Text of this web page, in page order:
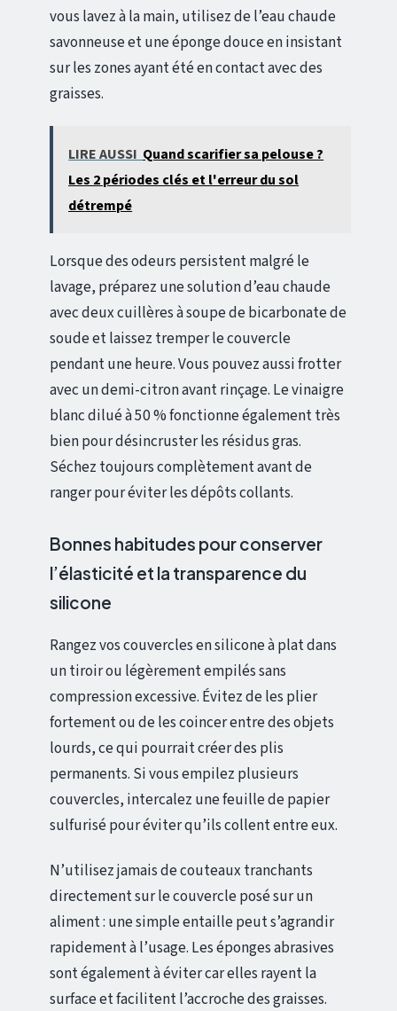
vous lavez à la main, utilisez de l’eau chaude
savonneuse et une éponge douce en insistant
sur les zones ayant été en contact avec des
graisses.
LIRE AUSSI Quand scarifier sa pelouse ?
Les 2 périodes clés et l'erreur du sol
détrempé
Lorsque des odeurs persistent malgré le
lavage, préparez une solution d’eau chaude
avec deux cuillères à soupe de bicarbonate de
soude et laissez tremper le couvercle
pendant une heure. Vous pouvez aussi frotter
avec un demi-citron avant rinçage. Le vinaigre
blanc dilué à 50 % fonctionne également très
bien pour désincruster les résidus gras.
Séchez toujours complètement avant de
ranger pour éviter les dépôts collants.
Bonnes habitudes pour conserver
l’élasticité et la transparence du
silicone
Rangez vos couvercles en silicone à plat dans
un tiroir ou légèrement empilés sans
compression excessive. Évitez de les plier
fortement ou de les coincer entre des objets
lourds, ce qui pourrait créer des plis
permanents. Si vous empilez plusieurs
couvercles, intercalez une feuille de papier
sulfurisé pour éviter qu’ils collent entre eux.
N’utilisez jamais de couteaux tranchants
directement sur le couvercle posé sur un
aliment : une simple entaille peut s’agrandir
rapidement à l’usage. Les éponges abrasives
sont également à éviter car elles rayent la
surface et facilitent l’accroche des graisses.